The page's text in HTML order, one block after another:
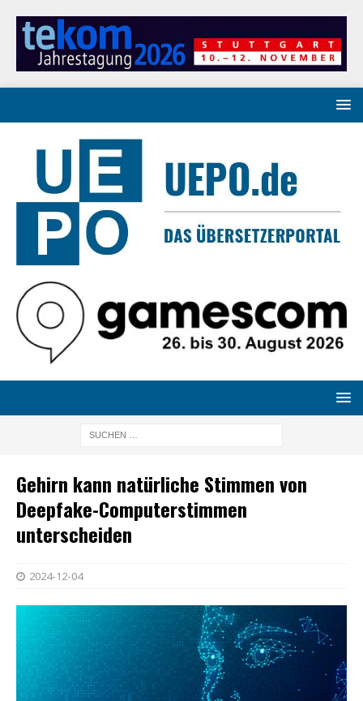
Gehirn kann natürliche Stimmen von
Deepfake-Computerstimmen
unterscheiden
2024-12-04